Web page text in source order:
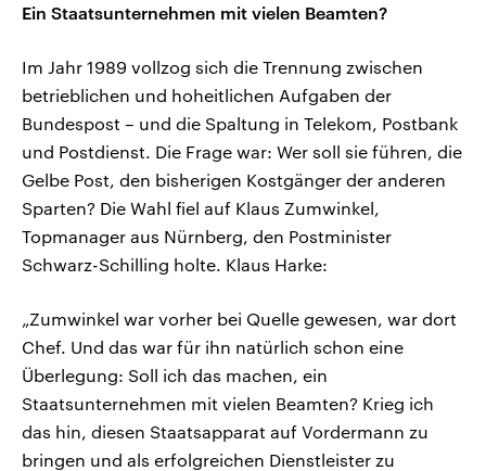
Ein Staatsunternehmen mit vielen Beamten?
Im Jahr 1989 vollzog sich die Trennung zwischen
betrieblichen und hoheitlichen Aufgaben der
Bundespost – und die Spaltung in Telekom, Postbank
und Postdienst. Die Frage war: Wer soll sie führen, die
Gelbe Post, den bisherigen Kostgänger der anderen
Sparten? Die Wahl fiel auf Klaus Zumwinkel,
Topmanager aus Nürnberg, den Postminister
Schwarz-Schilling holte. Klaus Harke:
„Zumwinkel war vorher bei Quelle gewesen, war dort
Chef. Und das war für ihn natürlich schon eine
Überlegung: Soll ich das machen, ein
Staatsunternehmen mit vielen Beamten? Krieg ich
das hin, diesen Staatsapparat auf Vordermann zu
bringen und als erfolgreichen Dienstleister zu